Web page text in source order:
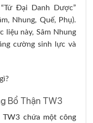
Đại Danh Dược”
Nhung, Quế, Phụ).
liệu này, Sâm Nhung
cường sinh lực và
Bổ Thận TW3
TW3 chứa một công